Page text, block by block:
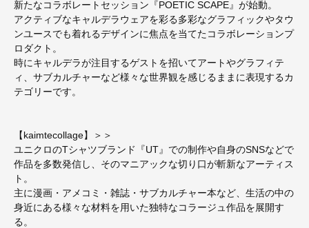
新たなコラボレートセッション『POETIC SCAPE』が始動。
アクティブなキャルデラウェアを彩る多彩なグラフィックやタウ
ンユースでも着れるデザインに焦点を当てたコラボレーションプ
ロダクト。
時にキャルデラが注目するゲストを招いてアートやグラフィテ
ィ、サブカルチャーなど様々な世界観を感じるままに表現するカ
テゴリーです。
【kaimtecollage】＞＞
ユニクロのTシャツブランド『UT』での制作や自身のSNSなどで
作品を多数発信し、そのマニアックな切り口が斬新なアーティス
ト。
主に漫画・アメコミ・雑誌・サブカルチャー本など、生活の中の
身近にある様々な材料を用いた独特なコラージュ作品を展開す
る。